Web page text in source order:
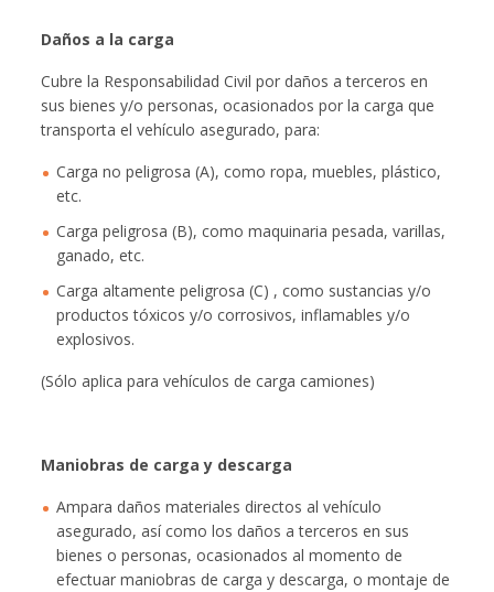
Daños a la carga
Cubre la Responsabilidad Civil por daños a terceros en
sus bienes y/o personas, ocasionados por la carga que
transporta el vehículo asegurado, para:
Carga no peligrosa (A), como ropa, muebles, plástico,
etc.
Carga peligrosa (B), como maquinaria pesada, varillas,
ganado, etc.
Carga altamente peligrosa (C) , como sustancias y/o
productos tóxicos y/o corrosivos, inflamables y/o
explosivos.
(Sólo aplica para vehículos de carga camiones)
Maniobras de carga y descarga
Ampara daños materiales directos al vehículo
asegurado, así como los daños a terceros en sus
bienes o personas, ocasionados al momento de
efectuar maniobras de carga y descarga, o montaje de